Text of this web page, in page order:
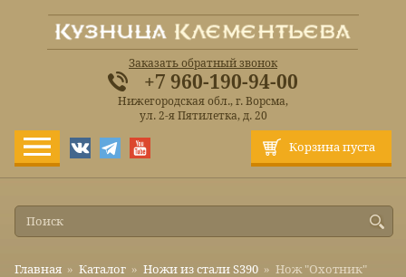
Корзина пуста
Заказать обратный звонок
+7 960-190-94-00
Нижегородская обл., г. Ворсма,
ул. 2-я Пятилетка, д. 20
Главная » Каталог » Ножи из стали S390 » Нож "Охотник"